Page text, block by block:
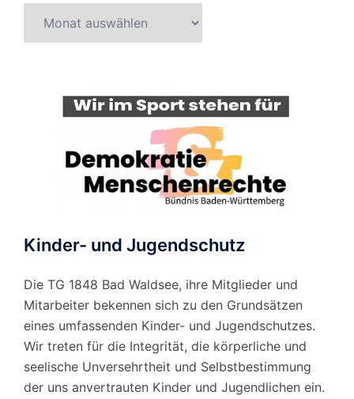
Kinder- und Jugendschutz
Die TG 1848 Bad Waldsee, ihre Mitglieder und
Mitarbeiter bekennen sich zu den Grundsätzen
eines umfassenden Kinder- und Jugendschutzes.
Wir treten für die Integrität, die körperliche und
seelische Unversehrtheit und Selbstbestimmung
der uns anvertrauten Kinder und Jugendlichen ein.